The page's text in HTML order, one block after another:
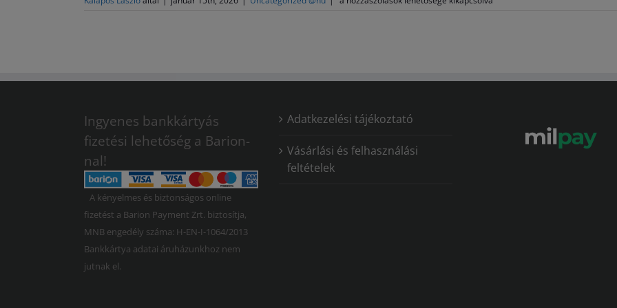
Ingyenes bankkártyás
fizetési lehetőség a Barion-
nal!
A kényelmes és biztonságos online
fizetést a Barion Payment Zrt. biztosítja,
MNB engedély száma: H-EN-I-1064/2013
Bankkártya adatai áruházunkhoz nem
jutnak el.
Adatkezelési tájékoztató
Vásárlási és felhasználási
feltételek